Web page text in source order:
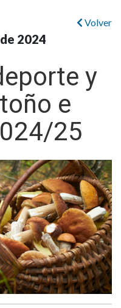
Volver
2024
y
e
25